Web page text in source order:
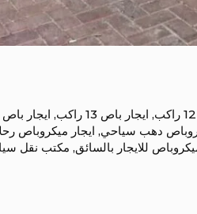
, ايجار باص 13 راكب , ايجار باص 15 راكب
دهب سياحي, ايجار ميكروباص
للايجار بالسائق, مكتب نقل